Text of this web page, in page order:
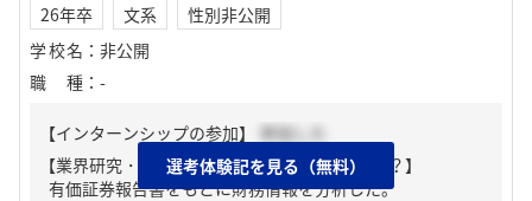
26年卒 文系
性別非公開
学校名 ： 非公開
職種 ： -
【インターンシップの参加】
参加した
【業界研究・企業研究はどんな風にしましたか？】
有価証券報告書をもとに財務情報を分析した。
選考体験記を見る（無料）